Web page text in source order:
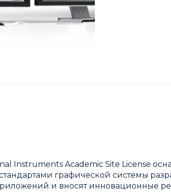
Instruments Academic Site License
графической системы
и вносят инновационные